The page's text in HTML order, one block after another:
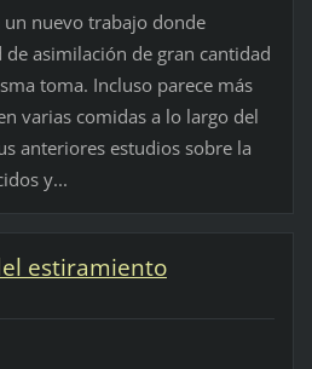
nuevo trabajo donde
asimilación de gran cantidad
toma. Incluso parece más
varias comidas a lo largo del
anteriores estudios sobre la
y...
estiramiento